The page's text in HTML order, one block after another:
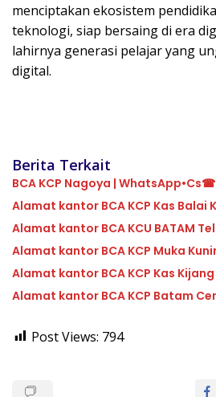
menciptakan ekosistem
teknologi, siap bersaing di era
lahirnya generasi pelajar yang
digital.
Berita Terkait
BCA KCP Nagoya | WhatsApp•Cs☎
Alamat
Post Views: 794